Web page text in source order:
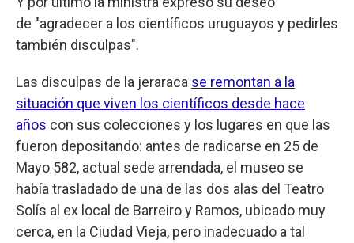
de "agradecer a los científicos uruguayos y pedirles
también disculpas".
Las disculpas de la jeraraca se remontan a la
situación que viven los científicos desde hace
años con sus colecciones y los lugares en que las
fueron depositando: antes de radicarse en 25 de
Mayo 582, actual sede arrendada, el museo se
había trasladado de una de las dos alas del Teatro
Solís al ex local de Barreiro y Ramos, ubicado muy
cerca, en la Ciudad Vieja, pero inadecuado a tal